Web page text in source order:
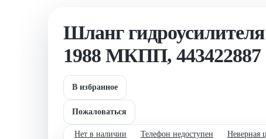
Шланг
1988 МКПП, 443422887
В избранное
Пожаловаться
Нет в наличии Телефон недоступен Неверная